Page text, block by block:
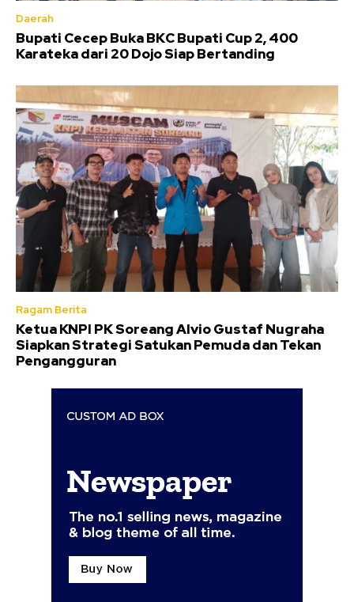
Daerah
Bupati Cecep Buka BKC Bupati Cup 2, 400
Karateka dari 20 Dojo Siap Bertanding
Ragam Berita
Ketua KNPI PK Soreang Alvio Gustaf Nugraha
Siapkan Strategi Satukan Pemuda dan Tekan
Pengangguran